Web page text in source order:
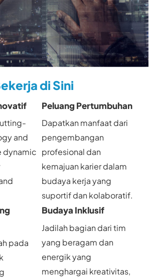
di Sini
and
dynamic
Peluang Pertumbuhan
Dapatkan manfaat dari
pengembangan
profesional dan
kemajuan karier dalam
budaya kerja yang
suportif dan kolaboratif.
pada
Budaya Inklusif
Jadilah bagian dari tim
yang beragam dan
energik yang
menghargai kreativitas,